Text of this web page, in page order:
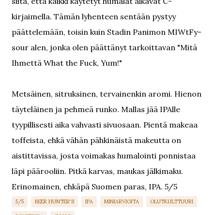
kirjaimella. Tämän lyhenteen sentään pystyy
päättelemään, toisin kuin Stadin Panimon MIWtFy-
sour alen, jonka olen päättänyt tarkoittavan "Mitä
Ihmettä What the Fuck, Yum!"
Metsäinen, sitruksinen, tervainenkin aromi. Hienon
täyteläinen ja pehmeä runko. Mallas jää IPAlle
tyypillisesti aika vahvasti sivuosaan. Pientä makeaa
toffeista, ehkä vähän pähkinäistä makeutta on
aistittavissa, josta voimakas humalointi ponnistaa
läpi päärooliin. Pitkä karvas, maukas jälkimaku.
Erinomainen, ehkäpä Suomen paras, IPA. 5/5
5/5 BEER HUNTER'S IPA MINIARVIOITA OLUTKULTTUURI